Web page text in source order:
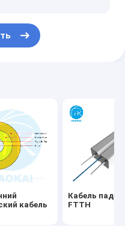
кабель
Кабель
FTTH